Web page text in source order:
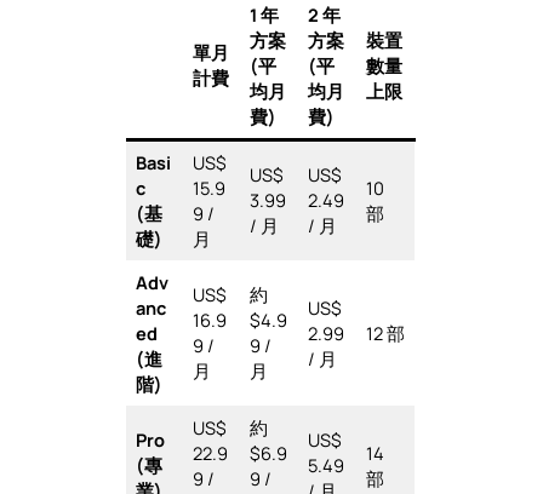
單月
計費
1 年
方案
(平
均月
費)
2 年
方案
(平
均月
費)
裝置
數量
上限
Basi
c
(基
礎)
US$
15.9
9 /
月
US$
3.99
/ 月
US$
2.49
/ 月
10
部
Adv
anc
ed
(進
階)
US$
16.9
9 /
月
約
$4.9
9 /
月
US$
2.99
/ 月
12 部
Pro
(專
US$
22.9
9 /
約
$6.9
9 /
US$
5.49
14
部